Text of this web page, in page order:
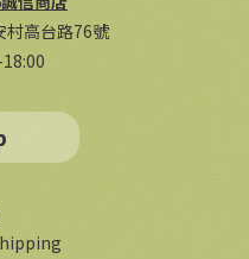
村高台路76號